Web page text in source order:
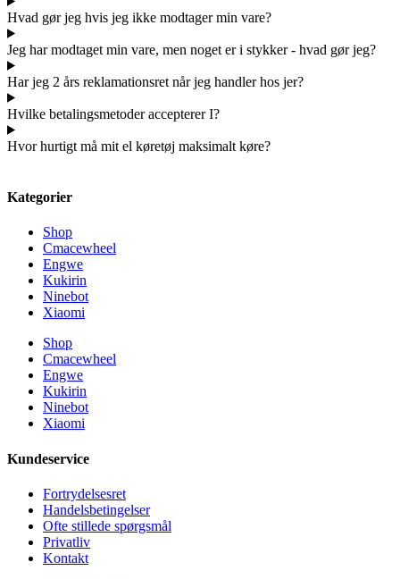
Hvad gør jeg hvis jeg ikke modtager min vare?
Jeg har modtaget min vare, men noget er i stykker - hvad gør jeg?
Har jeg 2 års reklamationsret når jeg handler hos jer?
Hvilke betalingsmetoder accepterer I?
Hvor hurtigt må mit el køretøj maksimalt køre?
Kategorier
Shop
Cmacewheel
Engwe
Kukirin
Ninebot
Xiaomi
Shop
Cmacewheel
Engwe
Kukirin
Ninebot
Xiaomi
Kundeservice
Fortrydelsesret
Handelsbetingelser
Ofte stillede spørgsmål
Privatliv
Kontakt